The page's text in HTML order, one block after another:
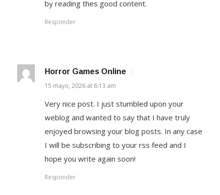
by reading thes good content.
Responder
Horror Games Online
15 mayo, 2026 at 6:13 am
Very nice post. I just stumbled upon your
weblog and wanted to say that I have truly
enjoyed browsing your blog posts. In any case
I will be subscribing to your rss feed and I
hope you write again soon!
Responder